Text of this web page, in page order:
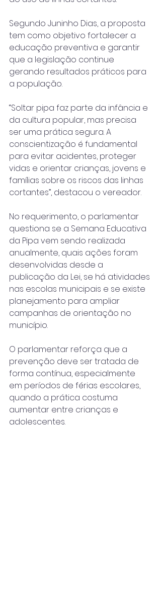
Segundo Juninho Dias, a proposta
tem como objetivo fortalecer a
educação preventiva e garantir
que a legislação continue
gerando resultados práticos para
a população.
“Soltar pipa faz parte da infância e
da cultura popular, mas precisa
ser uma prática segura. A
conscientização é fundamental
para evitar acidentes, proteger
vidas e orientar crianças, jovens e
famílias sobre os riscos das linhas
cortantes”, destacou o vereador.
No requerimento, o parlamentar
questiona se a Semana Educativa
da Pipa vem sendo realizada
anualmente, quais ações foram
desenvolvidas desde a
publicação da Lei, se há atividades
nas escolas municipais e se existe
planejamento para ampliar
campanhas de orientação no
município.
O parlamentar reforça que a
prevenção deve ser tratada de
forma contínua, especialmente
em períodos de férias escolares,
quando a prática costuma
aumentar entre crianças e
adolescentes.